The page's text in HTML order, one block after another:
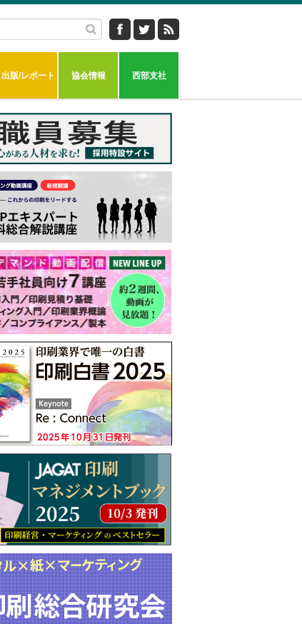
出版/レポート 協会情報 西部支社